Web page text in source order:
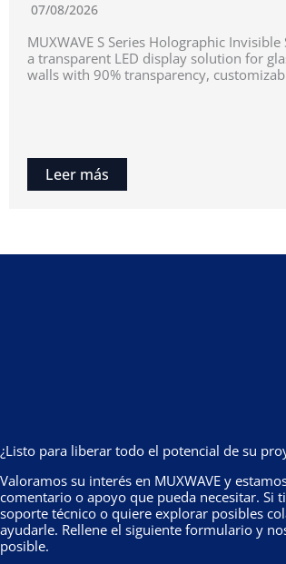
07/08/2026
MUXWAVE S Series Holographic
a transparent LED display solution for
walls with 90% transparency,
Leer más
¿Listo para liberar todo el potencial de su
Valoramos su interés en MUXWAVE y
comentario o apoyo que pueda necesitar. Si
soporte técnico o quiere explorar posibles
ayudarle. Rellene el siguiente formulario y
posible.